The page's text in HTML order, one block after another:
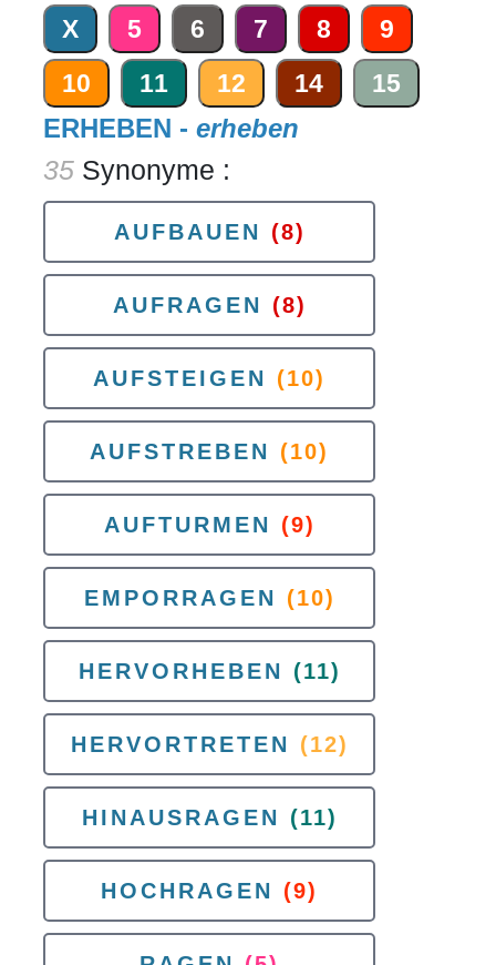
X 5 6 7 8
9
10
11 12 14 15
ERHEBEN - erheben
35 Synonyme :
AUFBAUEN (8)
AUFRAGEN (8)
AUFSTEIGEN (10)
AUFSTREBEN (10)
AUFTURMEN (9)
EMPORRAGEN (10)
HERVORHEBEN (11)
HERVORTRETEN (12)
HINAUSRAGEN (11)
HOCHRAGEN (9)